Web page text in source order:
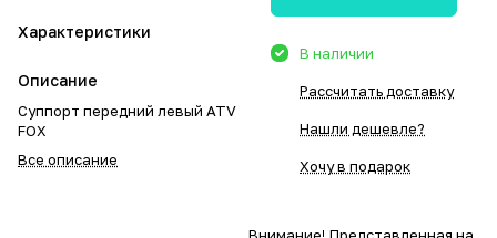
Характеристики
Описание
Суппорт передний левый ATV
FOX
Все описание
В наличии
Рассчитать доставку
Нашли дешевле?
Хочу в подарок